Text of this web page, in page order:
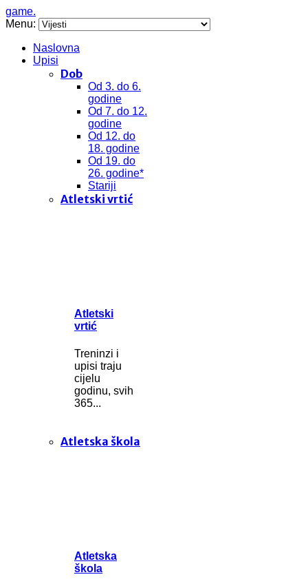
game.
Menu:
Naslovna
Upisi
Dob
Od 3. do 6.
godine
Od 7. do 12.
godine
Od 12. do
18. godine
Od 19. do
26. godine*
Stariji
Atletski vrtić
Atletski
vrtić
Treninzi i
upisi traju
cijelu
godinu, svih
365...
Atletska škola
Atletska
škola